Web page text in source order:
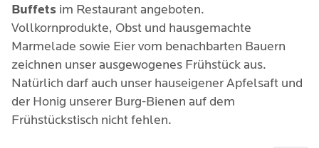
Buffets im Restaurant angeboten.
Vollkornprodukte, Obst und hausgemachte
Marmelade sowie Eier vom benachbarten Bauern
zeichnen unser ausgewogenes Frühstück aus.
Natürlich darf auch unser hauseigener Apfelsaft und
der Honig unserer Burg-Bienen auf dem
Frühstückstisch nicht fehlen.